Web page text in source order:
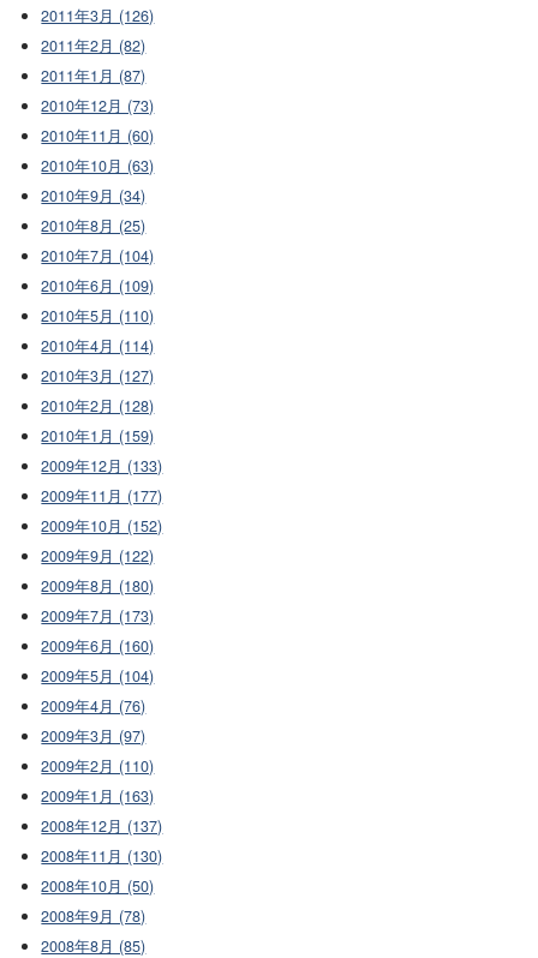
2011年3月 (126)
2011年2月 (82)
2011年1月 (87)
2010年12月 (73)
2010年11月 (60)
2010年10月 (63)
2010年9月 (34)
2010年8月 (25)
2010年7月 (104)
2010年6月 (109)
2010年5月 (110)
2010年4月 (114)
2010年3月 (127)
2010年2月 (128)
2010年1月 (159)
2009年12月 (133)
2009年11月 (177)
2009年10月 (152)
2009年9月 (122)
2009年8月 (180)
2009年7月 (173)
2009年6月 (160)
2009年5月 (104)
2009年4月 (76)
2009年3月 (97)
2009年2月 (110)
2009年1月 (163)
2008年12月 (137)
2008年11月 (130)
2008年10月 (50)
2008年9月 (78)
2008年8月 (85)